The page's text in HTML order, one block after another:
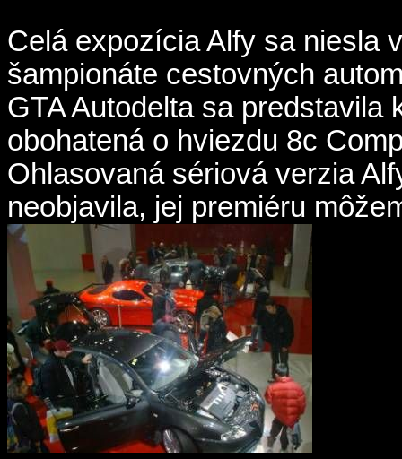
Celá expozícia Alfy sa niesla
šampionáte cestovných
GTA Autodelta sa predstavila
obohatená o hviezdu 8c
Ohlasovaná sériová verzia
neobjavila, jej premiéru